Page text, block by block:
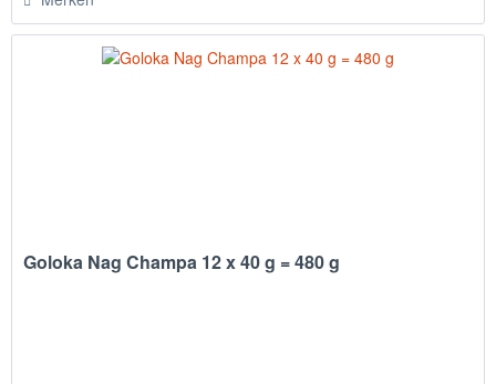
Goloka Nag Champa 12 x 40 g = 480 g